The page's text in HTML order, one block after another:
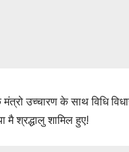
उच्चारण के साथ विधि
श्रद्धालु शामिल हुए!